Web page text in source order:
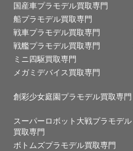
国産車プラモデル買取専門
船プラモデル買取専門
戦車プラモデル買取専門
戦艦プラモデル買取専門
ミニ四駆買取専門
メガミデバイス買取専門
創彩少女庭園プラモデル買取専門
スーパーロボット大戦プラモデル
買取専門
ボトムズプラモデル買取専門